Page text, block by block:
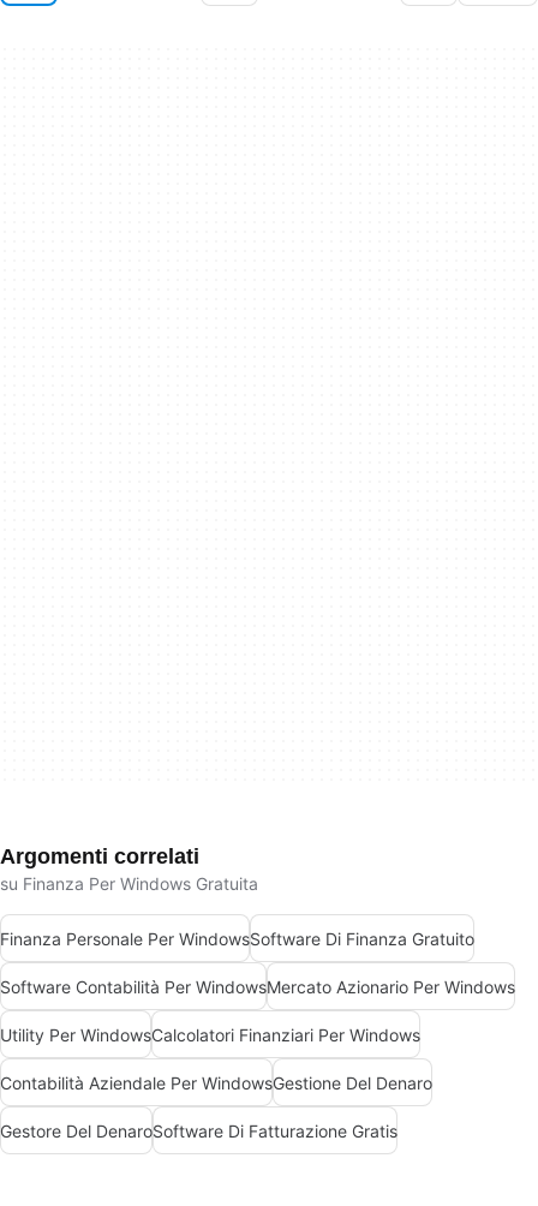
Argomenti correlati
su Finanza Per Windows Gratuita
Finanza Personale Per WindowsSoftware Di Finanza Gratuito
Software Contabilità Per WindowsMercato Azionario Per Windows
Utility Per WindowsCalcolatori Finanziari Per Windows
Contabilità Aziendale Per WindowsGestione Del Denaro
Gestore Del DenaroSoftware Di Fatturazione Gratis